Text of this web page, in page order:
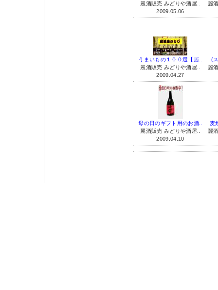
麗酒販売 みどりや酒屋..
2009.05.06
麗
うまいもの１００選【居..
麗酒販売 みどりや酒屋..
2009.04.27
(
麗
母の日のギフト用のお酒..
麗酒販売 みどりや酒屋..
2009.04.10
麦
麗